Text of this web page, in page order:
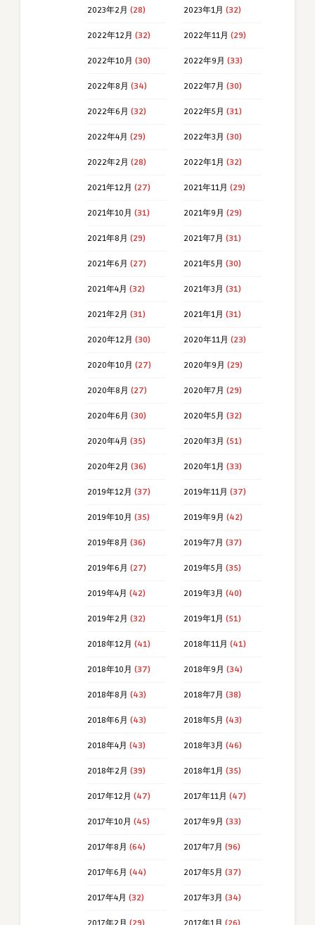
2023年2月 (28) 2023年1月 (32)
2022年12月 (32) 2022年11月 (29)
2022年10月 (30) 2022年9月 (33)
2022年8月 (34) 2022年7月 (30)
2022年6月 (32) 2022年5月 (31)
2022年4月 (29) 2022年3月 (30)
2022年2月 (28) 2022年1月 (32)
2021年12月 (27) 2021年11月 (29)
2021年10月 (31) 2021年9月 (29)
2021年8月 (29) 2021年7月 (31)
2021年6月 (27) 2021年5月 (30)
2021年4月 (32) 2021年3月 (31)
2021年2月 (31) 2021年1月 (31)
2020年12月 (30) 2020年11月 (23)
2020年10月 (27) 2020年9月 (29)
2020年8月 (27) 2020年7月 (29)
2020年6月 (30) 2020年5月 (32)
2020年4月 (35) 2020年3月 (51)
2020年2月 (36) 2020年1月 (33)
2019年12月 (37) 2019年11月 (37)
2019年10月 (35) 2019年9月 (42)
2019年8月 (36) 2019年7月 (37)
2019年6月 (27) 2019年5月 (35)
2019年4月 (42) 2019年3月 (40)
2019年2月 (32) 2019年1月 (51)
2018年12月 (41) 2018年11月 (41)
2018年10月 (37) 2018年9月 (34)
2018年8月 (43) 2018年7月 (38)
2018年6月 (43) 2018年5月 (43)
2018年4月 (43) 2018年3月 (46)
2018年2月 (39) 2018年1月 (35)
2017年12月 (47) 2017年11月 (47)
2017年10月 (45) 2017年9月 (33)
2017年8月 (64) 2017年7月 (96)
2017年6月 (44) 2017年5月 (37)
2017年4月 (32) 2017年3月 (34)